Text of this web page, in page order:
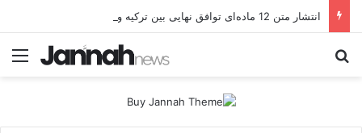
انتشار متن 12 ماده‌ای توافق نهایی بین ترکیه و پ.ک.ک